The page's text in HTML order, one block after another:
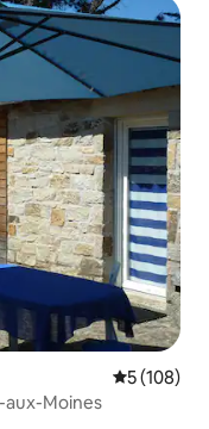
Évaluation
5 (108)
aux-Moines